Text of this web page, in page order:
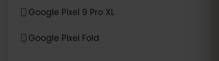
Google Pixel 9 Pro XL
Google Pixel Fold